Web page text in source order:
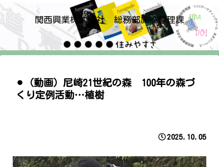
関西興業株式会社 総務部施設管理課
⚫︎（動画）尼崎21世紀の森 100年の森づ
くり定例活動…植樹
2025.10.05